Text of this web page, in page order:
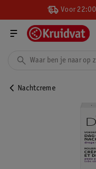
Voor
Nachtcreme